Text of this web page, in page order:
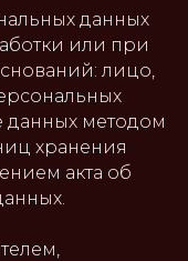
данных
или при
лицо,
данных методом
хранения
акта об